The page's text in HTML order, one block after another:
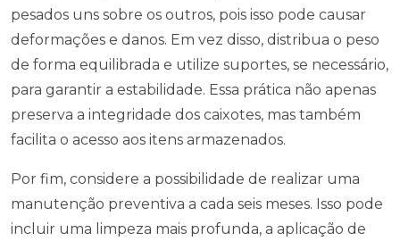
pesados uns sobre os outros, pois isso pode causar
deformações e danos. Em vez disso, distribua o peso
de forma equilibrada e utilize suportes, se necessário,
para garantir a estabilidade. Essa prática não apenas
preserva a integridade dos caixotes, mas também
facilita o acesso aos itens armazenados.
Por fim, considere a possibilidade de realizar uma
manutenção preventiva a cada seis meses. Isso pode
incluir uma limpeza mais profunda, a aplicação de